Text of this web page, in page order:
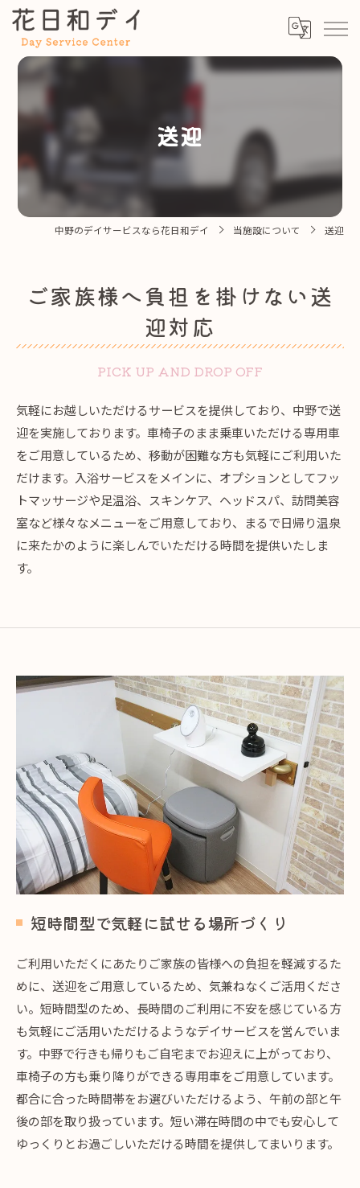
送迎
中野のデイサービスなら花日和デイ 当施設について 送迎
ご家族様へ負担を掛けない送
迎対応
PICK UP AND DROP OFF
気軽にお越しいただけるサービスを提供しており、中野で送
迎を実施しております。車椅子のまま乗車いただける専用車
をご用意しているため、移動が困難な方も気軽にご利用いた
だけます。入浴サービスをメインに、オプションとしてフッ
トマッサージや足温浴、スキンケア、ヘッドスパ、訪問美容
室など様々なメニューをご用意しており、まるで日帰り温泉
に来たかのように楽しんでいただける時間を提供いたしま
す。
短時間型で気軽に試せる場所づくり
ご利用いただくにあたりご家族の皆様への負担を軽減するた
めに、送迎をご用意しているため、気兼ねなくご活用くださ
い。短時間型のため、長時間のご利用に不安を感じている方
も気軽にご活用いただけるようなデイサービスを営んでいま
す。中野で行きも帰りもご自宅までお迎えに上がっており、
車椅子の方も乗り降りができる専用車をご用意しています。
都合に合った時間帯をお選びいただけるよう、午前の部と午
後の部を取り扱っています。短い滞在時間の中でも安心して
ゆっくりとお過ごしいただける時間を提供してまいります。